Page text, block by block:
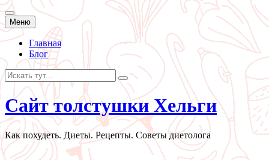
Меню Перейти
к
содержанию
Главная
Блог
Искать:
Сайт толстушки Хельги
Как похудеть. Диеты. Рецепты. Советы диетолога